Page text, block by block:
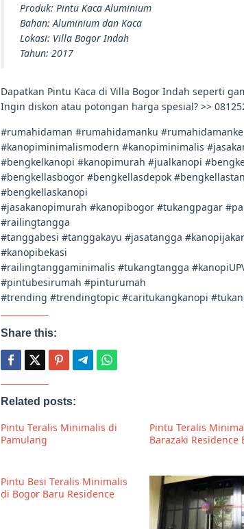
Produk: Pintu Kaca Aluminium
Bahan: Aluminium dan Kaca
Lokasi: Villa Bogor Indah
Tahun: 2017
Dapatkan Pintu Kaca di Villa Bogor Indah seperti
Ingin diskon atau potongan harga spesial? >>
#rumahidaman #rumahidamanku
#kanopiminimalismodern #kanopiminimalis
#bengkelkanopi #kanopimurah #jualkanopi
#bengkellasbogor #bengkellasdepok
#bengkellaskanopi
#jasakanopimurah #kanopibogor #tukangpagar
#railingtangga
#tanggabesi #tanggakayu #jasatangga
#kanopibekasi
#railingtanggaminimalis #tukangtangga
#pintubesirumah #pinturumah
#trending #trendingtopic #caritukangkanopi
Share this:
Related posts:
Pintu Teralis Minimalis di
Pamulang
Pintu Teralis
Barazaki Residence
Pintu Besi Teralis Minimalis
di Bogor Baru Residence